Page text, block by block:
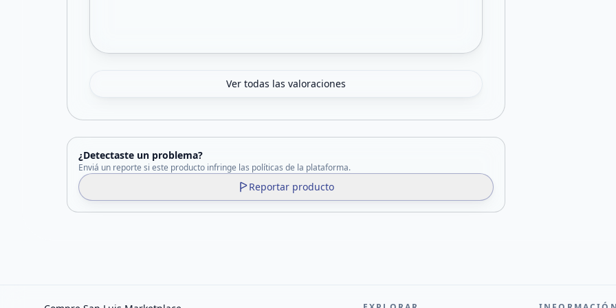
Ver todas las valoraciones
¿Detectaste un problema?
Enviá un reporte si este producto infringe las políticas de la plataforma.
Reportar producto